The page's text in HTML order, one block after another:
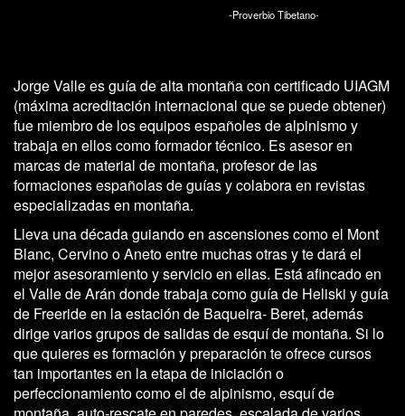
-Proverbio Tibetano-
Jorge Valle es guía de alta montaña con certificado UIAGM
(máxima acreditación internacional que se puede obtener)
fue miembro de los equipos españoles de alpinismo y
trabaja en ellos como formador técnico. Es asesor en
marcas de material de montaña, profesor de las
formaciones españolas de guías y colabora en revistas
especializadas en montaña.
Lleva una década guiando en ascensiones como el Mont
Blanc, Cervino o Aneto entre muchas otras y te dará el
mejor asesoramiento y servicio en ellas. Está afincado en
el Valle de Arán donde trabaja como guía de Heliski y guía
de Freeride en la estación de Baqueira- Beret, además
dirige varios grupos de salidas de esquí de montaña. Si lo
que quieres es formación y preparación te ofrece cursos
tan importantes en la etapa de iniciación o
perfeccionamiento como el de alpinismo, esquí de